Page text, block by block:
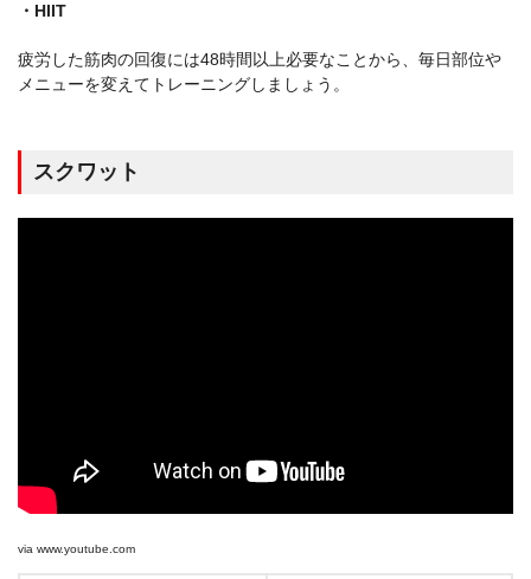
・HIIT
疲労した筋肉の回復には48時間以上必要なことから、毎日部位や
メニューを変えてトレーニングしましょう。
スクワット
via www.youtube.com